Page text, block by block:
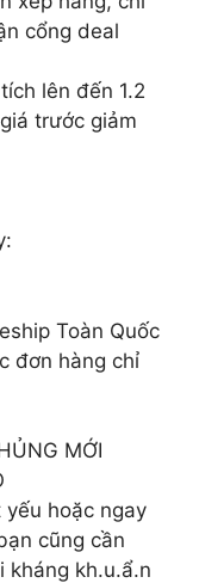
cổng deal
lên đến 1.2
trước giảm
Toàn Quốc
đơn hàng chỉ
MỚI
hoặc ngay
cũng cần
kháng kh.u.ẩ.n